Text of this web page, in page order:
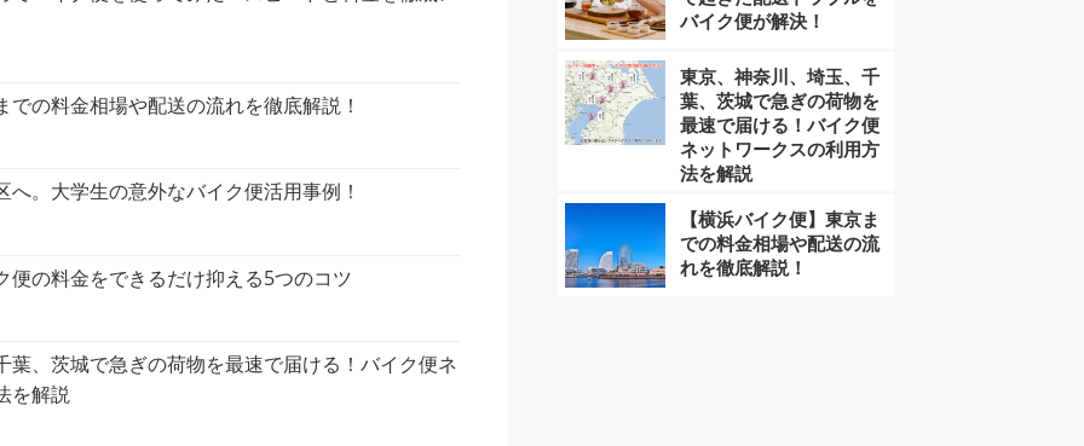
の料金相場や配送の流れを徹底解説！
。大学生の意外なバイク便活用事例！
便の料金をできるだけ抑える5つのコツ
葉、茨城で急ぎの荷物を最速で届ける！バイク便ネ
を解説
バイク便が解決！
東京、神奈川、埼玉、千
葉、茨城で急ぎの荷物を
最速で届ける！バイク便
ネットワークスの利用方
法を解説
【横浜バイク便】東京ま
での料金相場や配送の流
れを徹底解説！